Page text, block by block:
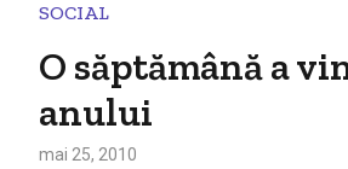
SOCIAL
O săptămână a
anului
mai 25, 2010